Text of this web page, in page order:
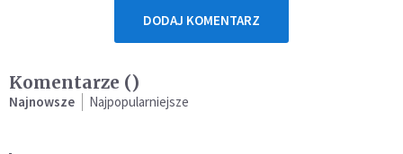
DODAJ KOMENTARZ
Komentarze ()
Najnowsze Najpopularniejsze